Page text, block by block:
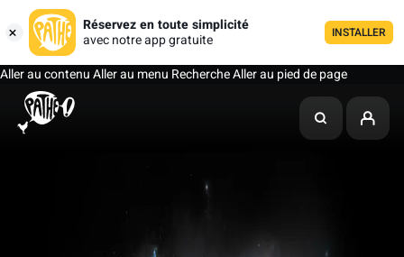
Réservez en toute simplicité
avec notre app gratuite
INSTALLER
Aller au contenuAller au menu RechercheAller au pied de page